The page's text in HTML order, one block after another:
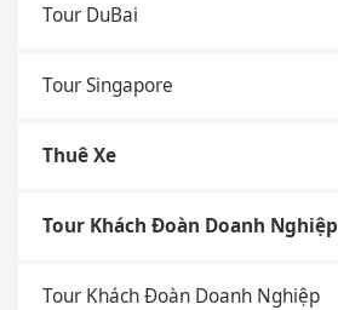
Tour DuBai
Tour Singapore
Thuê Xe
Tour Khách Đoàn Doanh Nghiệp
Tour Khách Đoàn Doanh Nghiệp